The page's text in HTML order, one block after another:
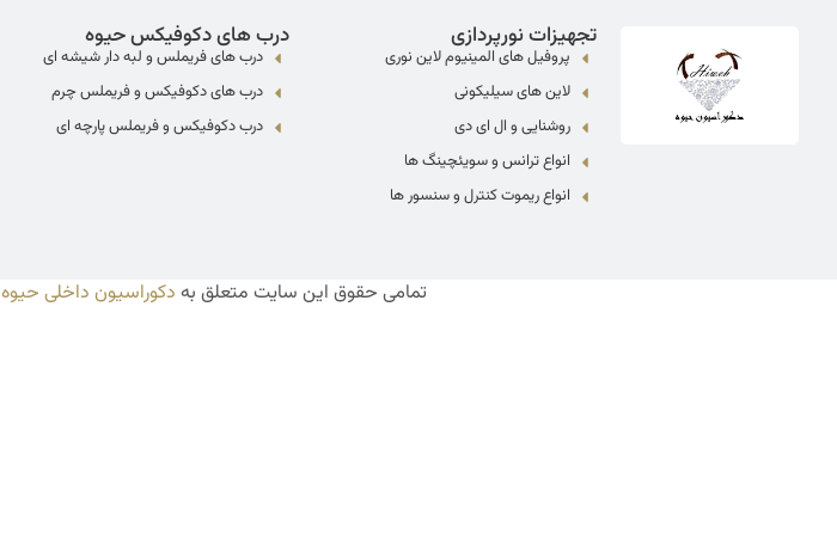
تجهیزات نورپردازی
پروفیل های المینیوم لاین نوری
لاین های سیلیکونی
روشنایی و ال ای دی
انواع ترانس و سویئچینگ ها
انواع ریموت کنترل و سنسور ها
درب های دکوفیکس حیوه
درب های فریملس و لبه دار شیشه ای
درب های دکوفیکس و فریملس چرم
درب دکوفیکس و فریملس پارچه ای
تمامی حقوق این سایت متعلق به دکوراسیون داخلی حیوه